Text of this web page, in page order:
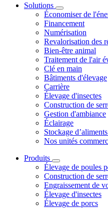
Solutions
Économiser de
Financement
Numérisation
Revalorisation des
Bien-être animal
Traitement de l'air
Clé en main
Bâtiments d'élevage
Carrière
Élevage d'insectes
Construction de
Gestion d'ambiance
Éclairage
Stockage
Nos unités
Produits
Élevage de poules
Construction de
Engraissement de
Élevage d'insectes
Élevage de porcs